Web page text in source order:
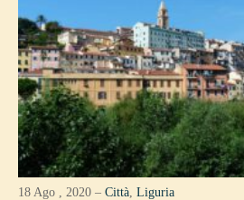
18 Ago , 2020 –Città ,Liguria